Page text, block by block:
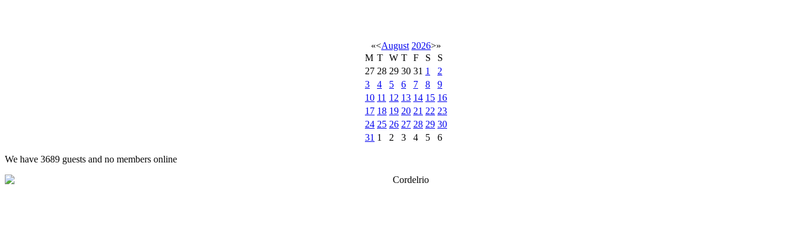
«<August 2026>»
M T W T F S
S
27 28 29 30 31 1
2
3
4 5 6 7 8
9
10 11 12 13 14 15 16
17 18 19 20 21 22 23
24 25 26 27 28 29 30
31 1 2 3 4 5 6
We have 3689 guests and no members online